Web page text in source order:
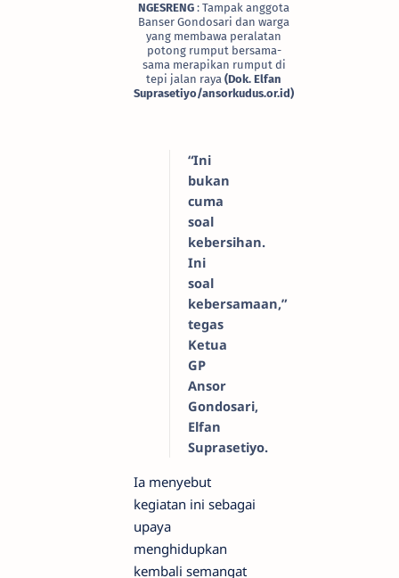
NGESRENG : Tampak anggota
Banser Gondosari dan warga
yang membawa peralatan
potong rumput bersama-
sama merapikan rumput di
tepi jalan raya (Dok. Elfan
Suprasetiyo/ansorkudus.or.id)
“Ini
bukan
cuma
soal
kebersihan.
Ini
soal
kebersamaan,”
tegas
Ketua
GP
Ansor
Gondosari,
Elfan
Suprasetiyo.
Ia menyebut
kegiatan ini sebagai
upaya
menghidupkan
kembali semangat